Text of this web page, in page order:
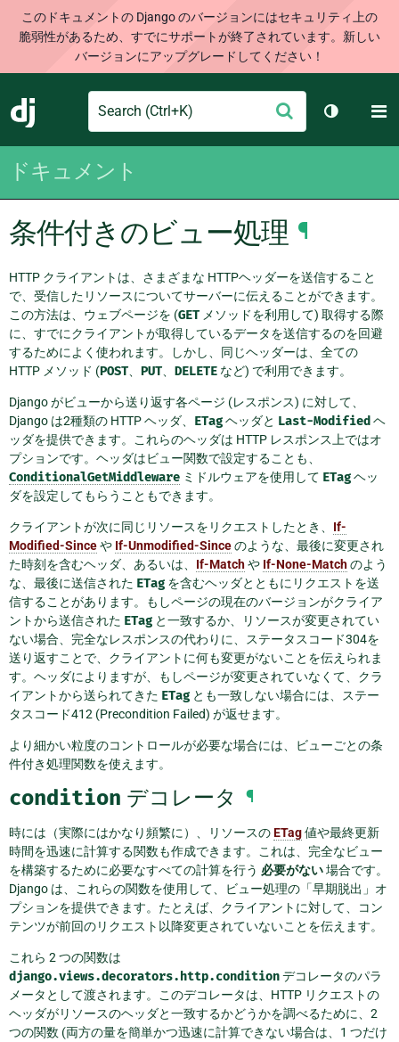
このドキュメントの Django のバージョンにはセキュリティ上の
脆弱性があるため、すでにサポートが終了されています。新しい
バージョンにアップグレードしてください！
Django
Search
信
テーマを
ドキュメント
条件付きのビュー処理 ¶
HTTP クライアントは、さまざまな HTTPヘッダーを送信すること
で、受信したリソースについてサーバーに伝えることができます。
この方法は、ウェブページを (GET メソッドを利用して) 取得する際
に、すでにクライアントが取得しているデータを送信するのを回避
するためによく使われます。しかし、同じヘッダーは、全ての
HTTP メソッド (POST PUT DELETE など) で利用できます。
Django がビューから送り返す各ページ (レスポンス) に対して、
Django は2種類の HTTP ヘッダ、 ETagヘッダと Last-Modified ヘ
ッダを提供できます。これらのヘッダは HTTP レスポンス上ではオ
プションです。ヘッダはビュー関数で設定することも、
ConditionalGetMiddleware ミドルウェアを使用して ETagヘッ
ダを設定してもらうこともできます。
クライアントが次に同じリソースをリクエストしたとき、 If-
Modified-Sinceや If-Unmodified-Sinceのような、最後に変更され
た時刻を含むヘッダ、あるいは、 If-Matchや If-None-Matchのよう
な、最後に送信された ETag を含むヘッダとともにリクエストを送
信することがあります。もしページの現在のバージョンがクライア
ントから送信された ETag と一致するか、リソースが変更されてい
ない場合、完全なレスポンスの代わりに、ステータスコード304を
送り返すことで、クライアントに何も変更がないことを伝えられま
す。ヘッダによりますが、もしページが変更されていなくて、クラ
イアントから送られてきた ETag とも一致しない場合には、ステー
タスコード412 (Precondition Failed) が返せます。
より細かい粒度のコントロールが必要な場合には、ビューごとの条
件付き処理関数を使えます。
condition デコレータ ¶
時には（実際にはかなり頻繁に）、リソースのETag値や最終更新
時間を迅速に計算する関数も作成できます。これは、完全なビュー
を構築するために必要なすべての計算を行う 必要がない場合です。
Django は、これらの関数を使用して、ビュー処理の「早期脱出」オ
プションを提供できます。たとえば、クライアントに対して、コン
テンツが前回のリクエスト以降変更されていないことを伝えます。
これら 2 つの関数は
django.views.decorators.http.conditionデコレータのパラ
メータとして渡されます。このデコレータは、HTTP リクエストの
ヘッダがリソースのヘッダと一致するかどうかを調べるために、2
つの関数 (両方の量を簡単かつ迅速に計算できない場合は、1 つだけ